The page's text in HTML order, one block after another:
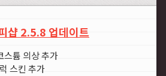
샵 2.5.8 업데이트
스튬 의상 추가
스킨 추가